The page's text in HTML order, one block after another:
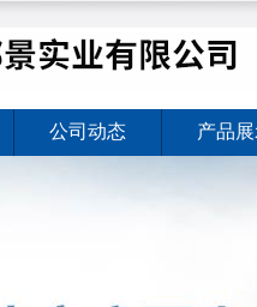
公司动态 产品